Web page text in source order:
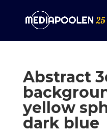
Abstract
yellow
dark blue